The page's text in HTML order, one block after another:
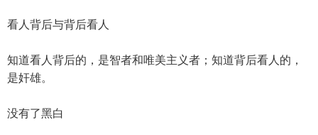
看人背后与背后看人
知道看人背后的，是智者和唯美主义者；知道背后看人的，
是奸雄。
没有了黑白